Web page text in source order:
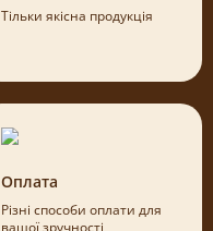
Тільки якісна продукція
Оплата
Різні способи оплати для
вашої зручності